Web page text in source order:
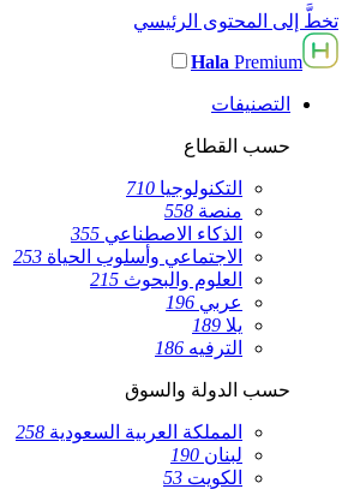
تخطَّ إلى المحتوى الرئيسي
Hala Premium
التصنيفات
حسب القطاع
التكنولوجيا 710
منصة 558
الذكاء الاصطناعي 355
الاجتماعي وأسلوب الحياة 253
العلوم والبحوث 215
عربي 196
يلا 189
الترفيه 186
حسب الدولة والسوق
المملكة العربية السعودية 258
لبنان 190
الكويت 53